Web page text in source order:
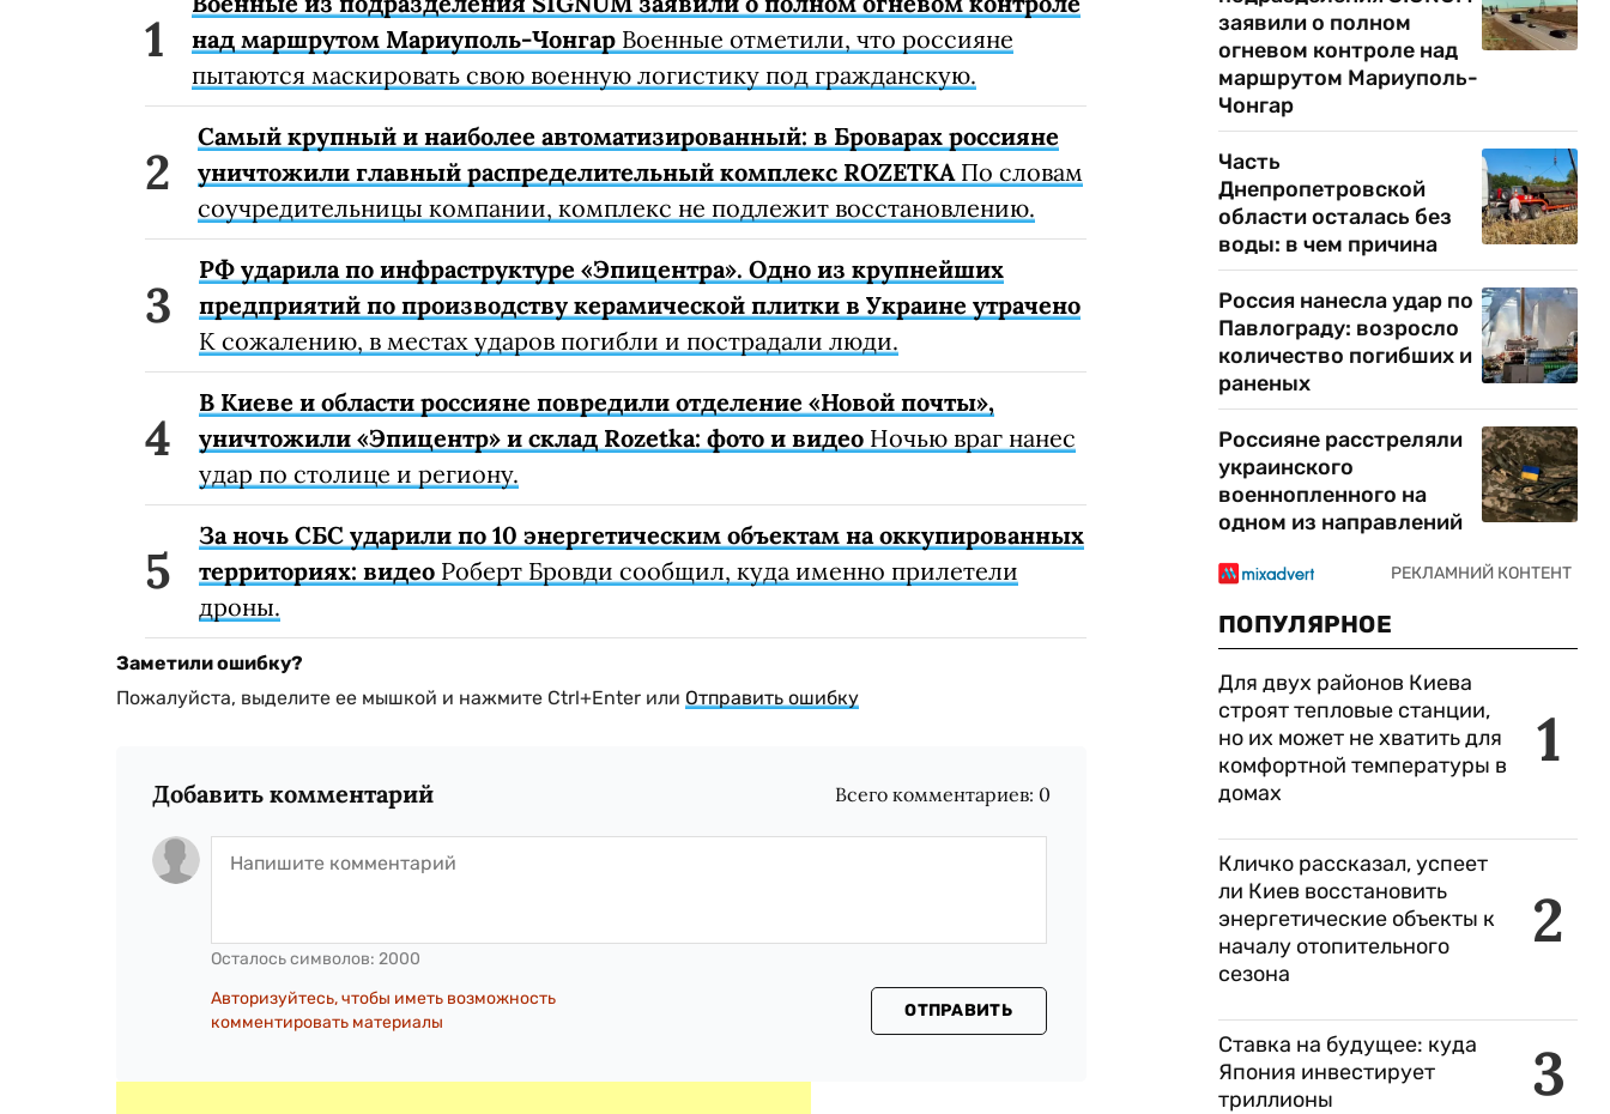
над маршрутом Мариуполь-Чонгар Военные отметили, что россияне
пытаются маскировать свою военную логистику под гражданскую.
Самый крупный и наиболее автоматизированный: в Броварах россияне
уничтожили главный распределительный комплекс ROZETKAПо словам
соучредительницы компании, комплекс не подлежит восстановлению.
РФ ударила по инфраструктуре «Эпицентра». Одно из крупнейших
предприятий по производству керамической плитки в Украине утрачено
К сожалению, в местах ударов погибли и пострадали люди.
В Киеве и области россияне повредили отделение «Новой почты»,
уничтожили «Эпицентр» и склад Rozetka: фото и видео Ночью враг нанес
удар по столице и региону.
За ночь СБС ударили по 10 энергетическим объектам на оккупированных
территориях: видео Роберт Бровди сообщил, куда именно прилетели
дроны.
Заметили ошибку?
Пожалуйста, выделите ее мышкой и нажмите Ctrl+Enter или Отправить ошибку
Добавить комментарий Всего комментариев: 0
Осталось символов: 2000
Авторизуйтесь, чтобы иметь возможность
комментировать материалы
ОТПРАВИТЬ
заявили о полном
огневом контроле над
маршрутом Мариуполь-
Чонгар
Часть
Днепропетровской
области осталась без
воды: в чем причина
Россия нанесла удар по
Павлограду: возросло
количество погибших и
раненых
Россияне расстреляли
украинского
военнопленного на
одном из направлений
ПОПУЛЯРНОЕ
1
Для двух районов Киева
строят тепловые станции,
но их может не хватить для
комфортной температуры в
домах
2
Кличко рассказал, успеет
ли Киев восстановить
энергетические объекты к
началу отопительного
сезона
3
Ставка на будущее: куда
Япония инвестирует
триллионы